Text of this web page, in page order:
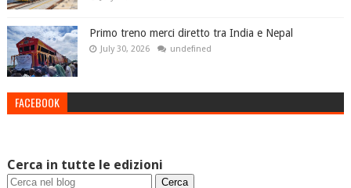
Primo treno merci diretto tra India e Nepal
July 30, 2026 undefined
FACEBOOK
Cerca in tutte le edizioni